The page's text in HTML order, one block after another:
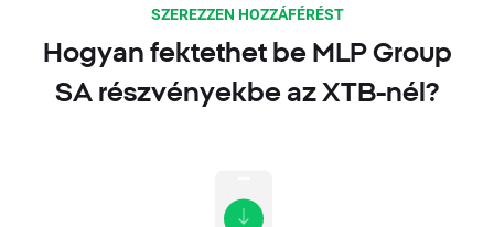
SZEREZZEN HOZZÁFÉRÉST
Hogyan fektethet be MLP Group
SA részvényekbe az XTB-nél?